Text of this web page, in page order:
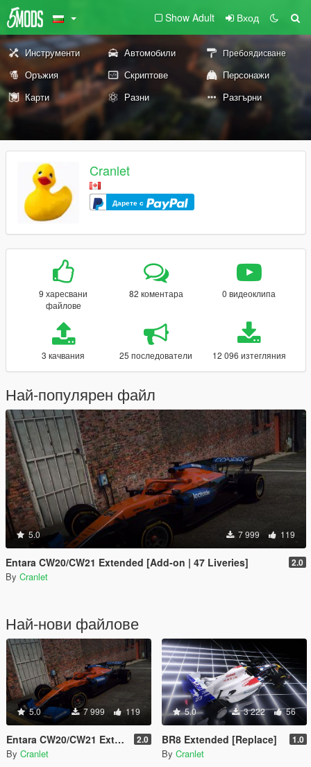
Show Adult Вход
Инструменти Автомобили Пребоядисване
Оръжия Скриптове
Персонажи
Карти
Разни Разгърни
Cranlet
Дарете с
9 харесвани
файлове
82 коментара 0 видеоклипа
3 качвания 25 последователи 12 096 изтегляния
Най-популярен файл
5.0 7 999 119
Entara CW20/CW21 Extended [Add-on | 47 Liveries] 2.0
By Cranlet
Най-нови файлове
5.0 7 999 119
Entara CW20/CW21 Extended [Add-on | 47 Liveries] 2.0
By Cranlet
5.0 3 222 56
BR8 Extended [Replace] 1.0
By Cranlet